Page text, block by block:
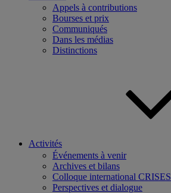
Appels à contributions
Bourses et prix
Communiqués
Dans les médias
Distinctions
Activités
Événements à venir
Archives et bilans
Colloque international CRISES
Perspectives et dialogue